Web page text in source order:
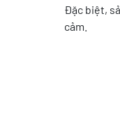
Đặc biệt,
cảm.